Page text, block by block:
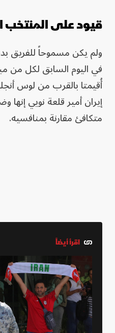
قيود على المنتخب
ولم يكن مسموحاً للفريق
في اليوم السابق لكل من
أُقيمتا بالقرب من لوس
إيران أمير قلعة نويي
متكافئ مقارنة بمنافسيه.
اقرأ أيضاً